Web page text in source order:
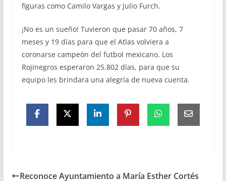
figuras como Camilo Vargas y Julio Furch.
¡No es un sueño! Tuvieron que pasar 70 años, 7
meses y 19 días para que el Atlas volviera a
coronarse campeón del futbol mexicano. Los
Rojinegros esperaron 25.802 días, para que su
equipo les brindara una alegría de nueva cuenta.
Reconoce Ayuntamiento a María Esther Cortés